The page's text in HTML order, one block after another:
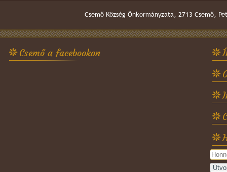
Csemő Község Önkormányzata, 2713
Csemő a facebookon